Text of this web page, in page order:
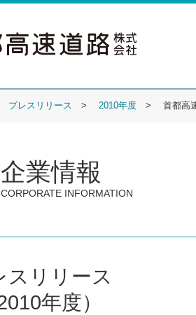
プレスリリース 2010年度 首都高
企業情報
CORPORATE INFORMATION
スリリース
年度）